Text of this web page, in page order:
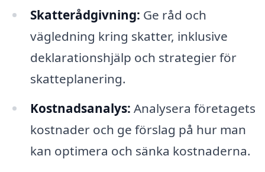
Skatterådgivning: Ge råd och
vägledning kring skatter, inklusive
deklarationshjälp och strategier för
skatteplanering.
Kostnadsanalys: Analysera företagets
kostnader och ge förslag på hur man
kan optimera och sänka kostnaderna.